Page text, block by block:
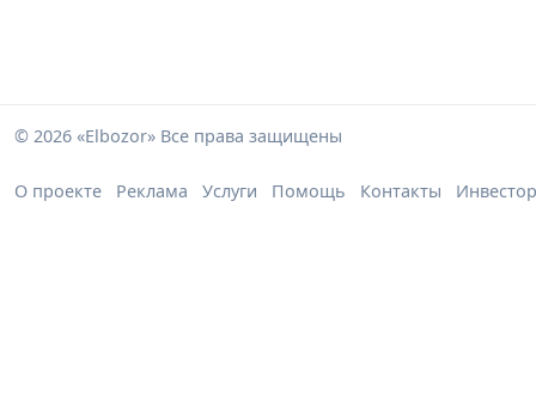
© 2026 «Elbozor» Все права защищены
О проекте Реклама Услуги Помощь Контакты